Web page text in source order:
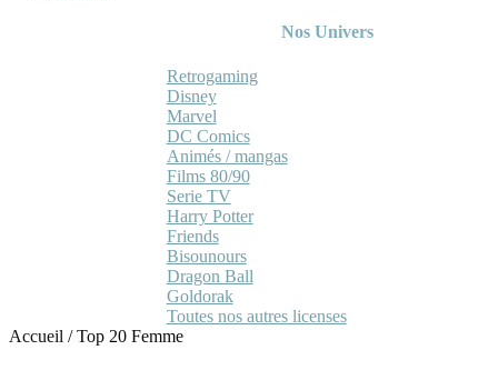
Nos Univers
Retrogaming
Disney
Marvel
DC Comics
Animés / mangas
Films 80/90
Serie TV
Harry Potter
Friends
Bisounours
Dragon Ball
Goldorak
Toutes nos autres licenses
Accueil /Top 20 Femme